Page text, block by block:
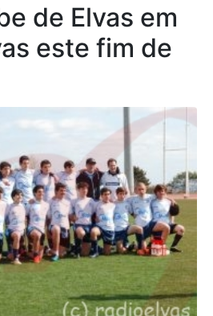
de Elvas em
este fim de